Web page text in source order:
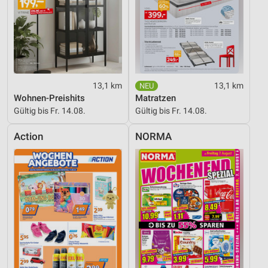
13,1 km
Wohnen-Preishits
Gültig bis Fr. 14.08.
13,1 km
Matratzen
Gültig bis Fr. 14.08.
Action NORMA
Analyse von Zielgruppen durch Statistiken oder
Kombinationen von Daten aus verschiedenen
Quellen
Entwicklung und Verbesserung der Angebote
Verwendung reduzierter Daten zur Auswahl von
Inhalten
IAB-Besonderheiten:
Verwendung genauer Standortdaten
Geräte anhand von aktiv angeforderten
Informationen identifizieren
Nicht-IAB-Verarbeitungszwecke:
Notwendig
Performance
Funktional